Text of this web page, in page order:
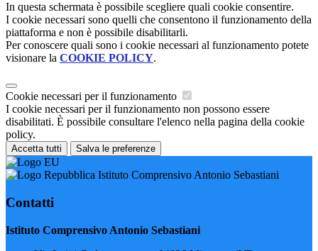
In questa schermata è possibile scegliere quali cookie consentire.
I cookie necessari sono quelli che consentono il funzionamento della
piattaforma e non è possibile disabilitarli.
Per conoscere quali sono i cookie necessari al funzionamento potete
visionare la COOKIE POLICY.
Cookie necessari per il funzionamento
I cookie necessari per il funzionamento non possono essere
disabilitati. È possibile consultare l'elenco nella pagina della cookie
policy.
Accetta tutti Salva le preferenze
Istituto Comprensivo Antonio Sebastiani
Contatti
Istituto Comprensivo Antonio Sebastiani